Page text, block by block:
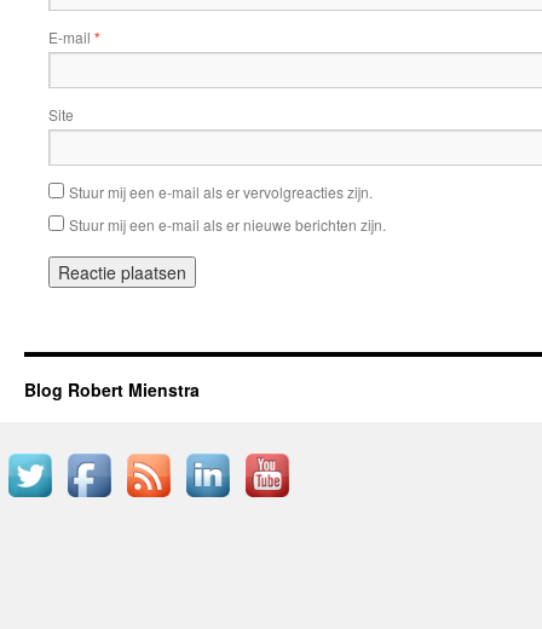
E-mail *
Site
Stuur mij een e-mail als er vervolgreacties zijn.
Stuur mij een e-mail als er nieuwe berichten zijn.
Blog Robert Mienstra